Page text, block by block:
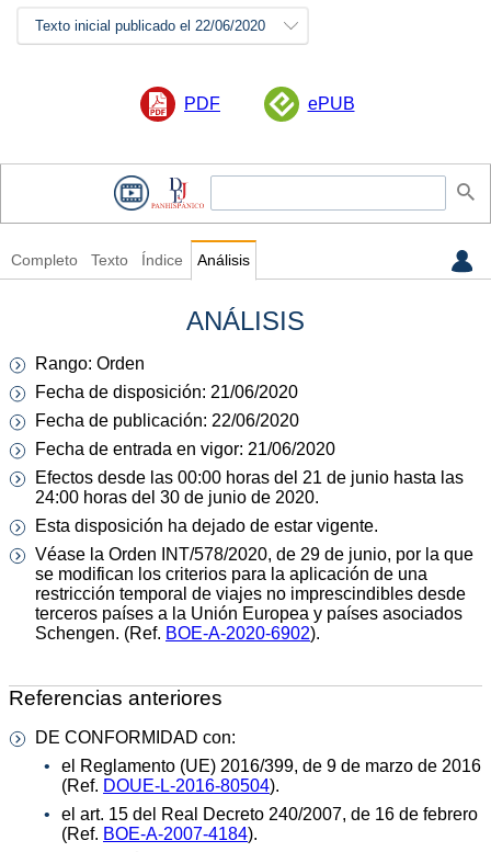
Texto inicial publicado el 22/06/2020
PDF ePUB
Completo Texto Índice Análisis
ANÁLISIS
Rango: Orden
Fecha de disposición: 21/06/2020
Fecha de publicación: 22/06/2020
Fecha de entrada en vigor: 21/06/2020
Efectos desde las 00:00 horas del 21 de junio hasta las
24:00 horas del 30 de junio de 2020.
Esta disposición ha dejado de estar vigente.
Véase la Orden INT/578/2020, de 29 de junio, por la que
se modifican los criterios para la aplicación de una
restricción temporal de viajes no imprescindibles desde
terceros países a la Unión Europea y países asociados
Schengen. (Ref. BOE-A-2020-6902).
Referencias anteriores
DE CONFORMIDAD con:
el Reglamento (UE) 2016/399, de 9 de marzo de 2016
(Ref. DOUE-L-2016-80504).
el art. 15 del Real Decreto 240/2007, de 16 de febrero
(Ref. BOE-A-2007-4184).